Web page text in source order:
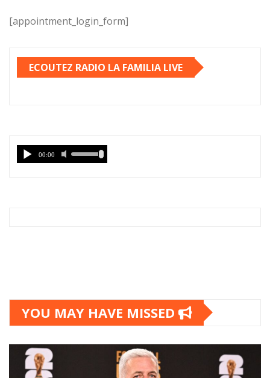
[appointment_login_form]
ECOUTEZ RADIO LA FAMILIA LIVE
YOU MAY HAVE MISSED